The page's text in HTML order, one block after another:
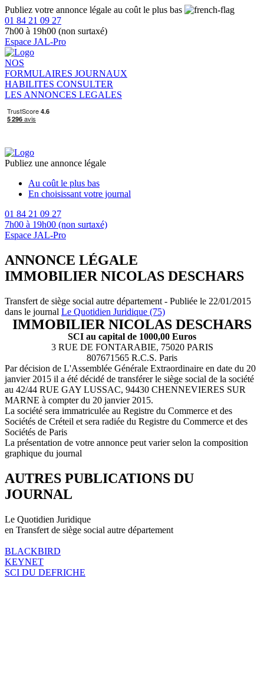
Publiez votre annonce légale au coût le plus bas
01 84 21 09 27
7h00 à 19h00 (non surtaxé)
Espace JAL-Pro
NOS
FORMULAIRES JOURNAUX
HABILITES CONSULTER
LES ANNONCES LEGALES
Publiez une annonce légale
Au coût le plus bas
En choisissant votre journal
01 84 21 09 27
7h00 à 19h00 (non surtaxé)
Espace JAL-Pro
ANNONCE LÉGALE
IMMOBILIER NICOLAS DESCHARS
Transfert de siège social autre département - Publiée le 22/01/2015
dans le journal Le Quotidien Juridique (75)
IMMOBILIER NICOLAS DESCHARS
SCI au capital de 1000,00 Euros
3 RUE DE FONTARABIE, 75020 PARIS
807671565 R.C.S. Paris
Par décision de L'Assemblée Générale Extraordinaire en date du 20
janvier 2015 il a été décidé de transférer le siège social de la société
au 42/44 RUE GAY LUSSAC, 94430 CHENNEVIERES SUR
MARNE à compter du 20 janvier 2015.
La société sera immatriculée au Registre du Commerce et des
Sociétés de Créteil et sera radiée du Registre du Commerce et des
Sociétés de Paris
La présentation de votre annonce peut varier selon la composition
graphique du journal
AUTRES PUBLICATIONS DU
JOURNAL
Le Quotidien Juridique
en Transfert de siège social autre département
BLACKBIRD
KEYNET
SCI DU DEFRICHE